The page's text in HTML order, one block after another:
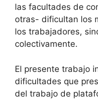
las facultades de
otras- dificultan los
los trabajadores,
colectivamente.
El presente trabajo
dificultades que
del trabajo de